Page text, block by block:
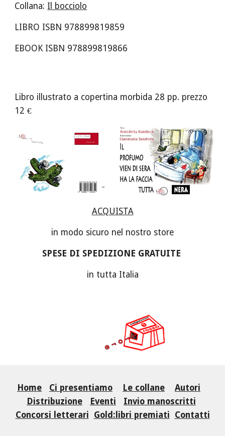
Collana: Il bocciolo
LIBRO ISBN 978899819859
EBOOK ISBN 978899819866
Libro illustrato a copertina morbida 28 pp. prezzo
12 €
ACQUISTA
in modo sicuro nel nostro store
SPESE DI SPEDIZIONE GRATUITE
in tutta Italia
Home Ci presentiamo Le collane
Autori
Distribuzione
Eventi
Invio manoscritti
Concorsi letterari Gold:libri premiati Contatti